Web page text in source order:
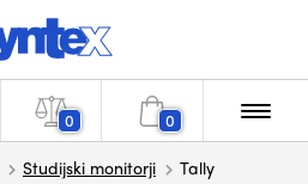
0 0
Studijski monitorji Tally